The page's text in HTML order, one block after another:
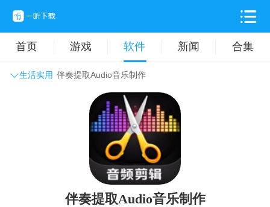
首页 游戏 软件 新闻 合集
生活实用 伴奏提取Audio音乐制作
主题壁纸 旅游出行
拍摄美化 时尚购物
伴奏提取Audio音乐制作